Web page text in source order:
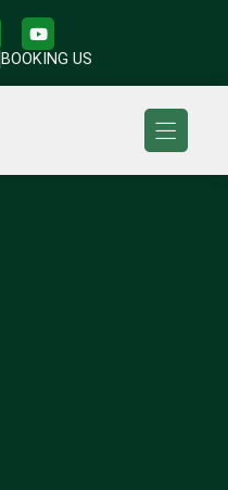
BOOKING US